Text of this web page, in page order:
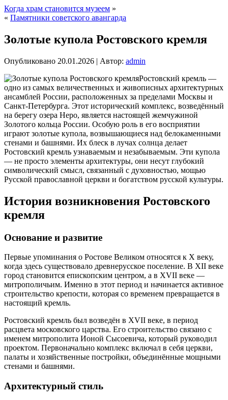
Когда храм становится музеем »
« Памятники советского авангарда
Золотые купола Ростовского кремля
Опубликовано 20.01.2026 | Автор: admin
Ростовский кремль —
одно из самых величественных и живописных архитектурных
ансамблей России, расположенных за пределами Москвы и
Санкт-Петербурга. Этот исторический комплекс, возведённый
на берегу озера Неро, является настоящей жемчужиной
Золотого кольца России. Особую роль в его восприятии
играют золотые купола, возвышающиеся над белокаменными
стенами и башнями. Их блеск в лучах солнца делает
Ростовский кремль узнаваемым и незабываемым. Эти купола
— не просто элементы архитектуры, они несут глубокий
символический смысл, связанный с духовностью, мощью
Русской православной церкви и богатством русской культуры.
История возникновения Ростовского
кремля
Основание и развитие
Первые упоминания о Ростове Великом относятся к X веку,
когда здесь существовало древнерусское поселение. В XII веке
город становится епископским центром, а в XVII веке —
митрополичьим. Именно в этот период и начинается активное
строительство крепости, которая со временем превращается в
настоящий кремль.
Ростовский кремль был возведён в XVII веке, в период
расцвета московского царства. Его строительство связано с
именем митрополита Ионой Сысоевича, который руководил
проектом. Первоначально комплекс включал в себя церкви,
палаты и хозяйственные постройки, объединённые мощными
стенами и башнями.
Архитектурный стиль